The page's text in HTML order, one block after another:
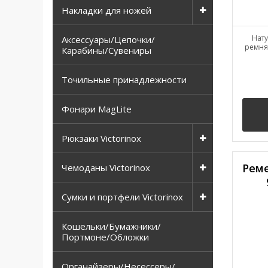
Накладки для ножей
Аксессуары/Цепочки/
Карабины/Сувениры
Точильные принадлежности
Фонари MagLite
Рюкзаки Victorinox
Чемоданы Victorinox
Сумки и портфели Victorinox
Кошельки/Бумажники/
Портмоне/Обложки